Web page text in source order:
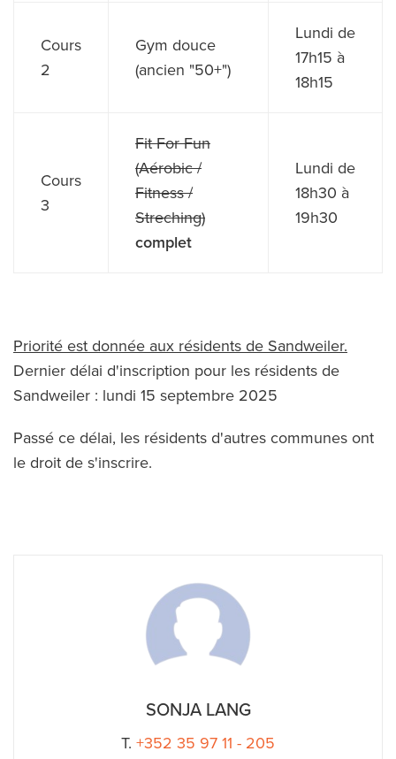
Cours
2
Gym douce
(ancien "50+")
Lundi de
17h15 à
18h15
Cours
3
Fit For Fun
(Aérobic /
Fitness /
Streching)
complet
Lundi de
18h30 à
19h30
Priorité est donnée aux résidents de Sandweiler.
Dernier délai d'inscription pour les résidents de
Sandweiler : lundi 15 septembre 2025
Passé ce délai, les résidents d'autres communes ont
le droit de s'inscrire.
SONJA LANG
T. +352 35 97 11 - 205